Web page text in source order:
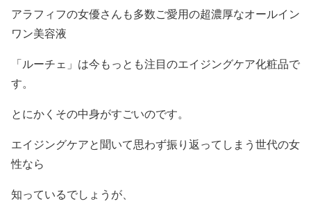
アラフィフの女優さんも多数ご愛用の超濃厚なオールイン
ワン美容液
「ルーチェ」は今もっとも注目のエイジングケア化粧品で
す。
とにかくその中身がすごいのです。
エイジングケアと聞いて思わず振り返ってしまう世代の女
性なら
知っているでしょうが、